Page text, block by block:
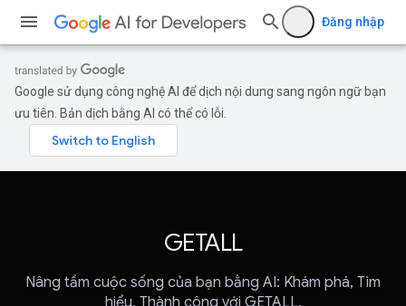
Đăng nhập
Google sử dụng công nghệ AI để dịch nội dung sang ngôn ngữ bạn
ưu tiên. Bản dịch bằng AI có thể có lỗi.
GETALL
Nâng tầm cuộc sống của bạn bằng AI: Khám phá, Tìm